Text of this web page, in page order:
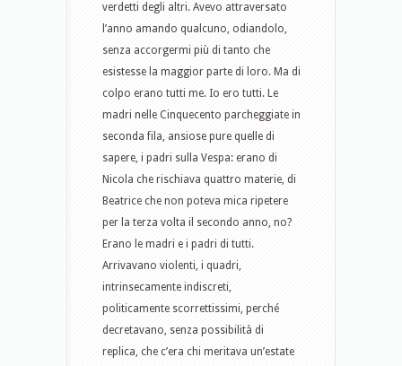
verdetti degli altri. Avevo attraversato
l’anno amando qualcuno, odiandolo,
senza accorgermi più di tanto che
esistesse la maggior parte di loro. Ma di
colpo erano tutti me. Io ero tutti. Le
madri nelle Cinquecento parcheggiate in
seconda fila, ansiose pure quelle di
sapere, i padri sulla Vespa: erano di
Nicola che rischiava quattro materie, di
Beatrice che non poteva mica ripetere
per la terza volta il secondo anno, no?
Erano le madri e i padri di tutti.
Arrivavano violenti, i quadri,
intrinsecamente indiscreti,
politicamente scorrettissimi, perché
decretavano, senza possibilità di
replica, che c’era chi meritava un’estate